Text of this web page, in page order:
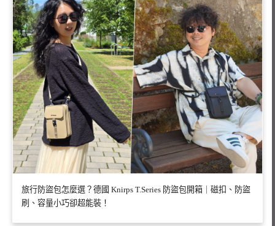
旅行防盜包怎麼選？德國 Knirps T.Series 防盜包開箱｜磁扣、防盜
刷、容量小巧卻超能裝！